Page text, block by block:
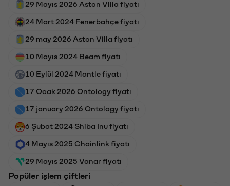
29 Mayıs 2026 Aston Villa fiyatı
24 Mart 2024 Fenerbahçe fiyatı
29 may 2026 Aston Villa fiyatı
10 Mayıs 2024 Beam fiyatı
10 Eylül 2024 Mantle fiyatı
17 Ocak 2026 Ontology fiyatı
17 january 2026 Ontology fiyatı
6 Şubat 2024 Shiba Inu fiyatı
4 Mayıs 2025 Chainlink fiyatı
29 Mayıs 2025 Vanar fiyatı
Popüler işlem çiftleri